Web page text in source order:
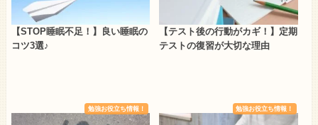
【STOP睡眠不足！】良い睡眠の
コツ3選♪
【テスト後の行動がカギ！】定期
テストの復習が大切な理由
勉強お役立ち情報！ 勉強お役立ち情報！